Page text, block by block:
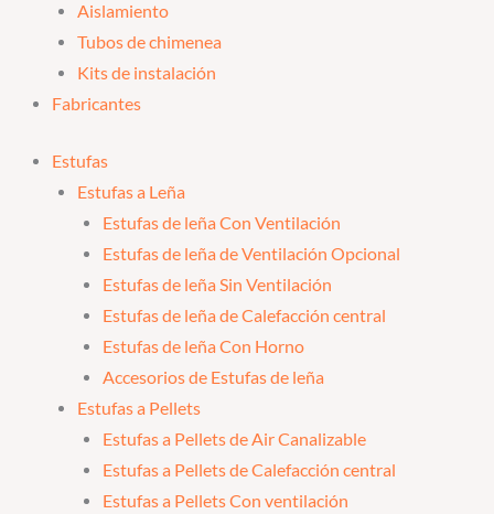
Aislamiento
Tubos de chimenea
Kits de instalación
Fabricantes
Estufas
Estufas a Leña
Estufas de leña Con Ventilación
Estufas de leña de Ventilación Opcional
Estufas de leña Sin Ventilación
Estufas de leña de Calefacción central
Estufas de leña Con Horno
Accesorios de Estufas de leña
Estufas a Pellets
Estufas a Pellets de Air Canalizable
Estufas a Pellets de Calefacción central
Estufas a Pellets Con ventilación